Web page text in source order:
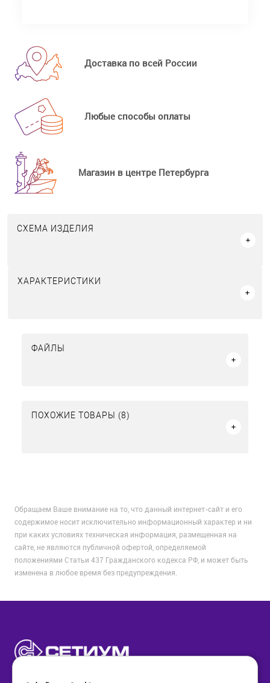
Доставка по всей России
Любые способы оплаты
Магазин в центре Петербурга
СХЕМА ИЗДЕЛИЯ
ХАРАКТЕРИСТИКИ
ФАЙЛЫ
ПОХОЖИЕ ТОВАРЫ (8)
Обращаем Ваше внимание на то, что данный интернет-сайт и его
содержимое носит исключительно информационный характер и ни
при каких условиях техническая информация, размещенная на
сайте, не являются публичной офертой, определяемой
положениями Статьи 437 Гражданского кодекса РФ, и может быть
изменена в любое время без предупреждения.